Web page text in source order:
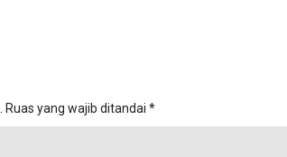
Ruas yang wajib ditandai *